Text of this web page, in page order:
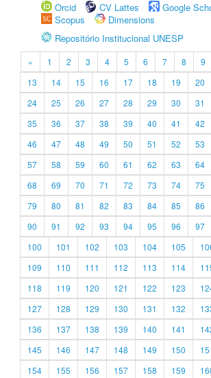
Orcid
CV Lattes
Google
Scopus
Dimensions
Repositório Institucional UNESP
« 1 2 3 4 5 6 7 8 9
13
14 15 16 17 18 19 20
24
25 26 27 28 29 30 31
35
36 37 38 39 40 41 42
46
47 48 49 50 51 52 53
57
58 59 60 61 62 63 64
68
69 70 71 72 73 74 75
79
80 81 82 83 84 85 86
90
91 92 93 94 95 96 97
100
101 102 103 104 105
109
110 111 112 113 114
118
119 120 121 122 123
127
128 129 130 131 132
136
137 138 139 140 141
145
146 147 148 149 150
154
155 156 157 158 159